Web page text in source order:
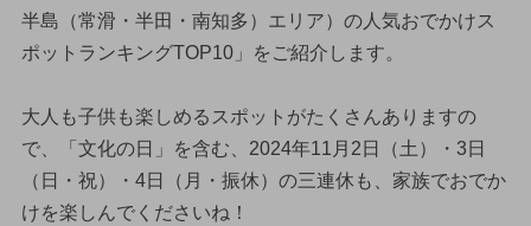
半島（常滑・半田・南知多）エリア）の人気おでかけス
ポットランキングTOP10」をご紹介します。
大人も子供も楽しめるスポットがたくさんありますの
で、「文化の日」を含む、2024年11月2日（土）・3日
（日・祝）・4日（月・振休）の三連休も、家族でおでか
けを楽しんでくださいね！